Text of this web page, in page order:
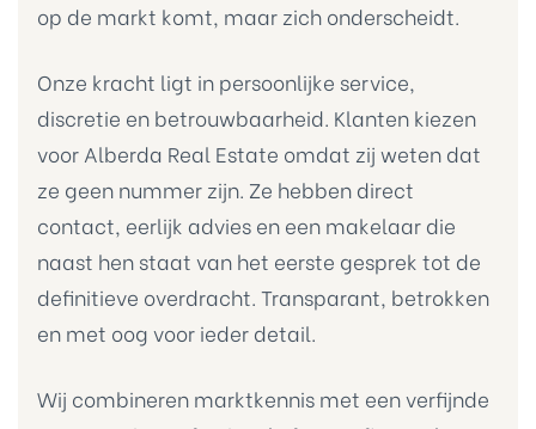
op de markt komt, maar zich onderscheidt.
Onze kracht ligt in persoonlijke service,
discretie en betrouwbaarheid. Klanten kiezen
voor Alberda Real Estate omdat zij weten dat
ze geen nummer zijn. Ze hebben direct
contact, eerlijk advies en een makelaar die
naast hen staat van het eerste gesprek tot de
definitieve overdracht. Transparant, betrokken
en met oog voor ieder detail.
Wij combineren marktkennis met een verfijnde